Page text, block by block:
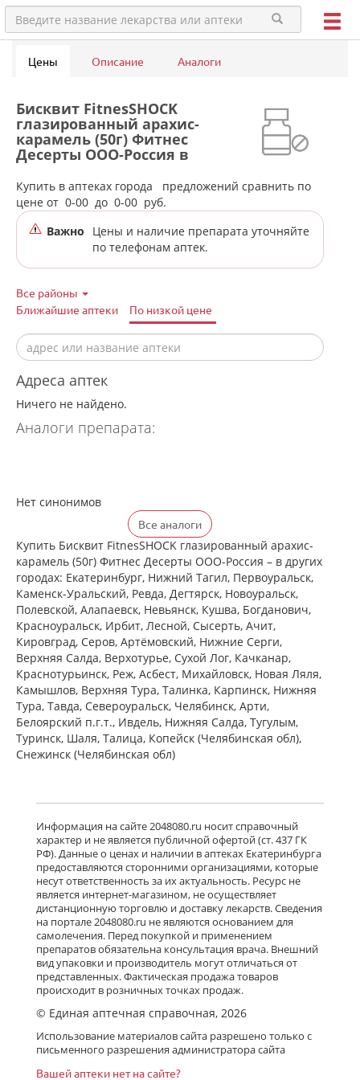
Цены Описание Аналоги
Бисквит FitnesSHOCK
глазированный арахис-
карамель (50г) Фитнес
Десерты ООО-Россия в
аптеках города Копейска
(Челябинская обл)
Купить в аптеках города
предложений сравнить по
цене от 0-00 до 0-00 руб.
Важно
Цены и наличие препарата уточняйте
по телефонам аптек.
Все районы
Ближайшие аптеки
По низкой цене
Адреса аптек
Ничего не найдено.
Аналоги препарата:
Нет синонимов
Все аналоги
Купить Бисквит FitnesSHOCK глазированный арахис-
карамель (50г) Фитнес Десерты ООО-Россия – в других
городах: Екатеринбург, Нижний Тагил, Первоуральск,
Каменск-Уральский, Ревда, Дегтярск, Новоуральск,
Полевской, Алапаевск, Невьянск, Кушва, Богданович,
Красноуральск, Ирбит, Лесной, Сысерть, Ачит,
Кировград, Серов, Артёмовский, Нижние Cерги,
Верхняя Салда, Верхотурье, Сухой Лог, Качканар,
Краснотурьинск, Реж, Асбест, Михайловск, Новая Ляля,
Камышлов, Верхняя Тура, Талинка, Карпинск, Нижняя
Тура, Тавда, Североуральск, Челябинск, Арти,
Белоярский п.г.т., Ивдель, Нижняя Салда, Тугулым,
Туринск, Шаля, Талица, Копейск (Челябинская обл),
Снежинск (Челябинская обл)
Информация на сайте 2048080.ru носит справочный
характер и не является публичной офертой (ст. 437 ГК
РФ). Данные о ценах и наличии в аптеках Екатеринбурга
предоставляются сторонними организациями, которые
несут ответственность за их актуальность. Ресурс не
является интернет-магазином, не осуществляет
дистанционную торговлю и доставку лекарств. Сведения
на портале 2048080.ru не являются основанием для
самолечения. Перед покупкой и применением
препаратов обязательна консультация врача. Внешний
вид упаковки и производитель могут отличаться от
представленных. Фактическая продажа товаров
происходит в розничных точках продаж.
© Единая аптечная справочная, 2026
Использование материалов сайта разрешено только с
письменного разрешения администратора сайта
Вашей аптеки нет на сайте?